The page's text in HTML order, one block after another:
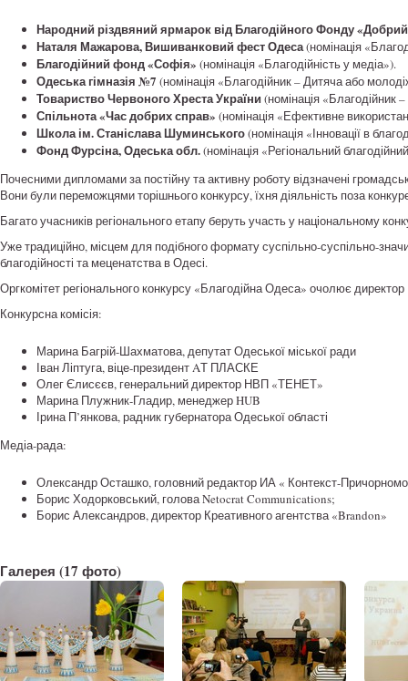
Народний різдвяний ярмарок від Благодійного Фонду
Наталя Мажарова, Вишиванковий фест Одеса(номінація
Благодійний фонд «Софія» (номінація «Благодійність у медіа»).
Одеська гімназія №7 (номінація «Благодійник – Дитяча або
Товариство Червоного Хреста України (номінація «Благодійник
Спільнота «Час добрих справ» (номінація «Ефективне
Школа ім. Станіслава Шуминського(номінація «Інновації в
Фонд Фурсіна, Одеська обл.(номінація «Регіональний
Почесними дипломами за постійну та активну роботу відзначені
Вони були переможцями торішнього конкурсу, їхня діяльність поза
Багато учасників регіонального етапу беруть участь у національному
Уже традиційно, місцем для подібного формату суспільно-суспільно-
благодійності та меценатства в Одесі.
Оргкомітет регіонального конкурсу «Благодійна Одеса» очолює
Конкурсна комісія:
Марина Багрій-Шахматова, депутат Одеської міської ради
Іван Ліптуга, віце-президент AТ ПЛАСКЕ
Олег Єлисєєв, генеральний директор НВП «ТЕНЕТ»
Марина Плужник-Гладир, менеджер HUB
Ірина П’янкова, радник губернатора Одеської області
Медіа-рада:
Олександр Осташко, головний редактор ИА « Контекст-
Борис Ходорковський, голова Netocrat Communications;
Борис Александров, директор Креативного агентства «Brandon»
Галерея (17 фото)